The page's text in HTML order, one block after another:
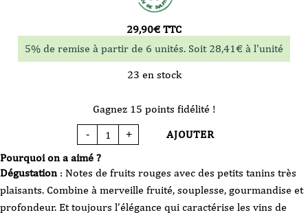
Pourquoi on a aimé ?
Dégustation : Notes de fruits rouges avec des petits tanins très
plaisants. Combine à merveille fruité, souplesse, gourmandise et
profondeur. Et toujours l’élégance qui caractérise les vins de
29,90€ TTC
5% de remise à partir de 6 unités. Soit 28,41€ à l'unité
23 en stock
Gagnez 15 points fidélité !
-
quantité
de
Rouge
-
Domaine
Sabre
Bourgogne
+ AJOUTER